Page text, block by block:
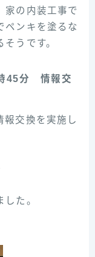
家の内装工事で
ペンキを塗るな
うです。
45分 情報交
報交換を実施し
た。